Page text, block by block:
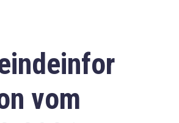
vom